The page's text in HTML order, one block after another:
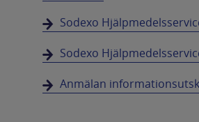
Sodexo
Sodexo
Anmälan